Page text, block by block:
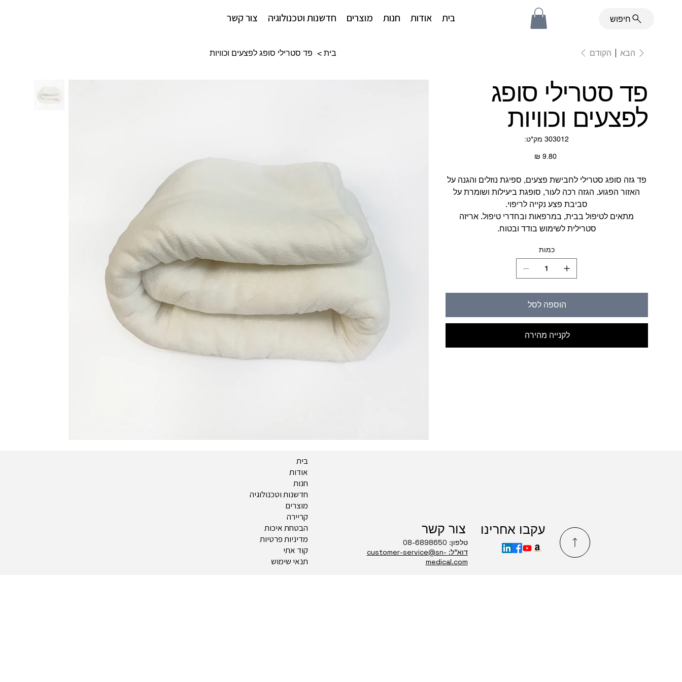
בית אודות חנות מוצרים חדשנות וטכנולוגיה צור קשר חיפוש
בית > פד סטרילי סופג לפצעים וכוויות הקודם הבא
פד סטרילי סופג
לפצעים וכוויות
מק"ט: מק"ט
303012
303012
מחיר
פד גזה סופג סטרילי לחבישת פצעים, ספיגת נוזלים והגנה על
האזור הפגוע. הגזה רכה לעור, סופגת ביעילות ושומרת על
סביבת פצע נקייה לריפוי.
מתאים לטיפול בבית, במרפאות ובחדרי טיפול. אריזה
סטרילית לשימוש בודד ובטוח.
כמות
הוספה לסל
לקנייה מהירה
בית
אודות
חנות
חדשנות וטכנולוגיה
מוצרים
קריירה
הבטחת איכות
מדיניות פרטיות
קוד אתי
תנאי שימוש
עקבו אחרינו צור קשר
טלפון: 08-6898650
דוא"ל: customer-service@sn-
medical.com